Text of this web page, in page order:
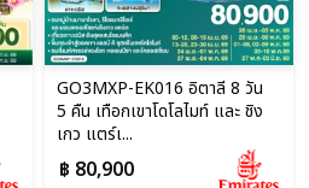
GO3MXP-EK016 อิตาลี 8 วัน
5 คืน เทือกเขาโดโลไมท์ และ ชิง
เกว แตร์เ...
฿ 80,900